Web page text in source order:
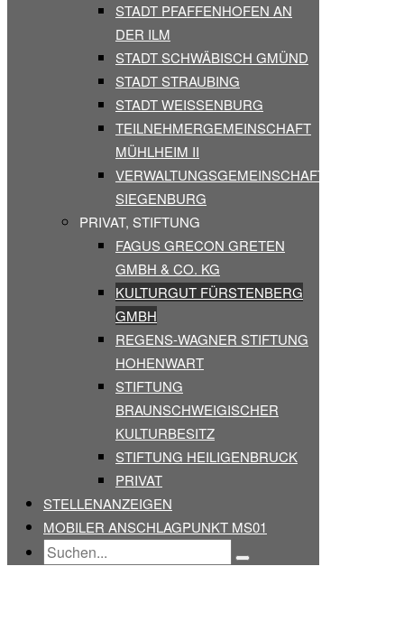
STADT PFAFFENHOFEN AN
DER ILM
STADT SCHWÄBISCH GMÜND
STADT STRAUBING
STADT WEISSENBURG
TEILNEHMERGEMEINSCHAFT
MÜHLHEIM II
VERWALTUNGSGEMEINSCHAFT
SIEGENBURG
PRIVAT, STIFTUNG
FAGUS GRECON GRETEN
GMBH & CO. KG
KULTURGUT FÜRSTENBERG
GMBH
REGENS-WAGNER STIFTUNG
HOHENWART
STIFTUNG
BRAUNSCHWEIGISCHER
KULTURBESITZ
STIFTUNG HEILIGENBRUCK
PRIVAT
STELLENANZEIGEN
MOBILER ANSCHLAGPUNKT MS01
Search